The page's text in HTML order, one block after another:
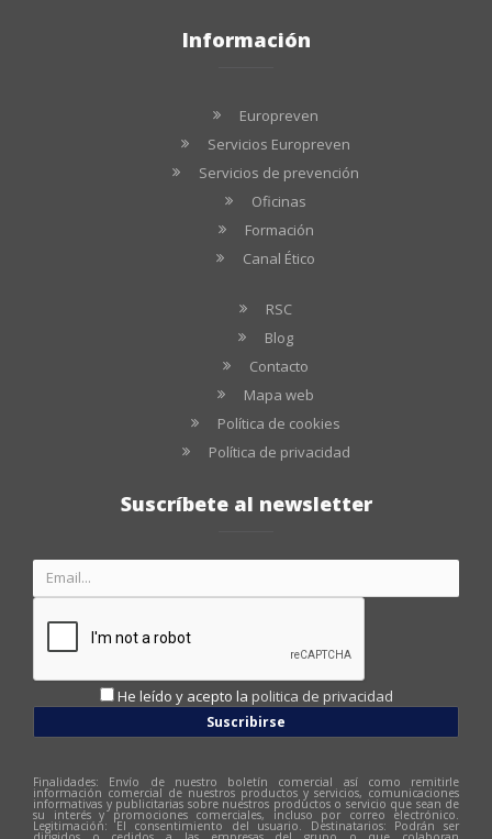
Información
Europreven
Servicios Europreven
Servicios de prevención
Oficinas
Formación
Canal Ético
RSC
Blog
Contacto
Mapa web
Política de cookies
Política de privacidad
Suscríbete al newsletter
He leído y acepto la politica de privacidad
Suscribirse
Finalidades: Envío de nuestro boletín comercial así como remitirle
información comercial de nuestros productos y servicios, comunicaciones
informativas y publicitarias sobre nuestros productos o servicio que sean de
su interés y promociones comerciales, incluso por correo electrónico.
Legitimación: El consentimiento del usuario. Destinatarios: Podrán ser